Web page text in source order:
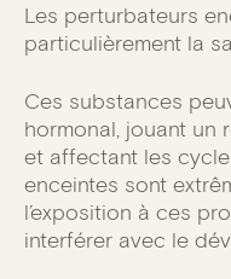
Les perturbateurs
particulièrement la
Ces substances
hormonal, jouant un
et affectant les
enceintes sont
l’exposition à ces
interférer avec le